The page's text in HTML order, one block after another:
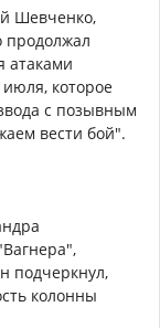
Шевченко,
продолжал
атаками
которое
с позывным
вести бой".
подчеркнул,
колонны